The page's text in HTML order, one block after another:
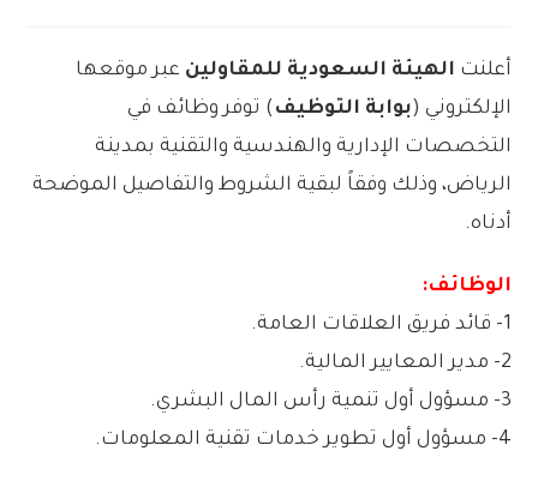
أعلنت الهيئة السعودية للمقاولين عبر موقعها
الإلكتروني (بوابة التوظيف ) توفر وظائف في
التخصصات الإدارية والهندسية والتقنية بمدينة
الرياض، وذلك وفقاً لبقية الشروط والتفاصيل الموضحة
أدناه.
الوظائف:
1- قائد فريق العلاقات العامة.
2- مدير المعايير المالية.
3- مسؤول أول تنمية رأس المال البشري.
4- مسؤول أول تطوير خدمات تقنية المعلومات.